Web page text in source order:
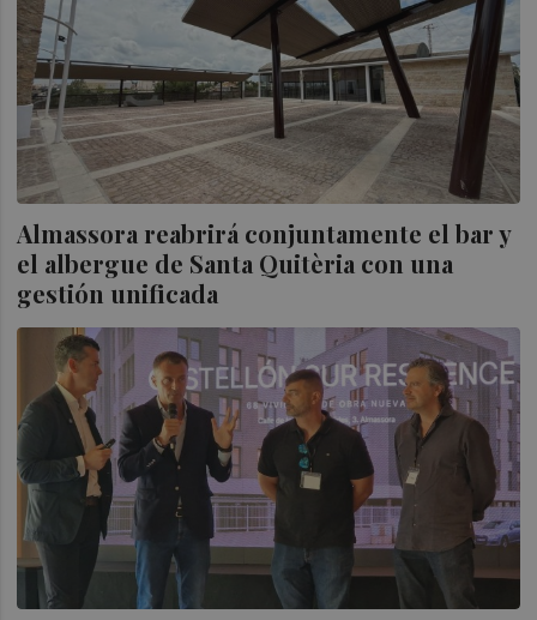
Almassora reabrirá conjuntamente el bar y
el albergue de Santa Quitèria con una
gestión unificada